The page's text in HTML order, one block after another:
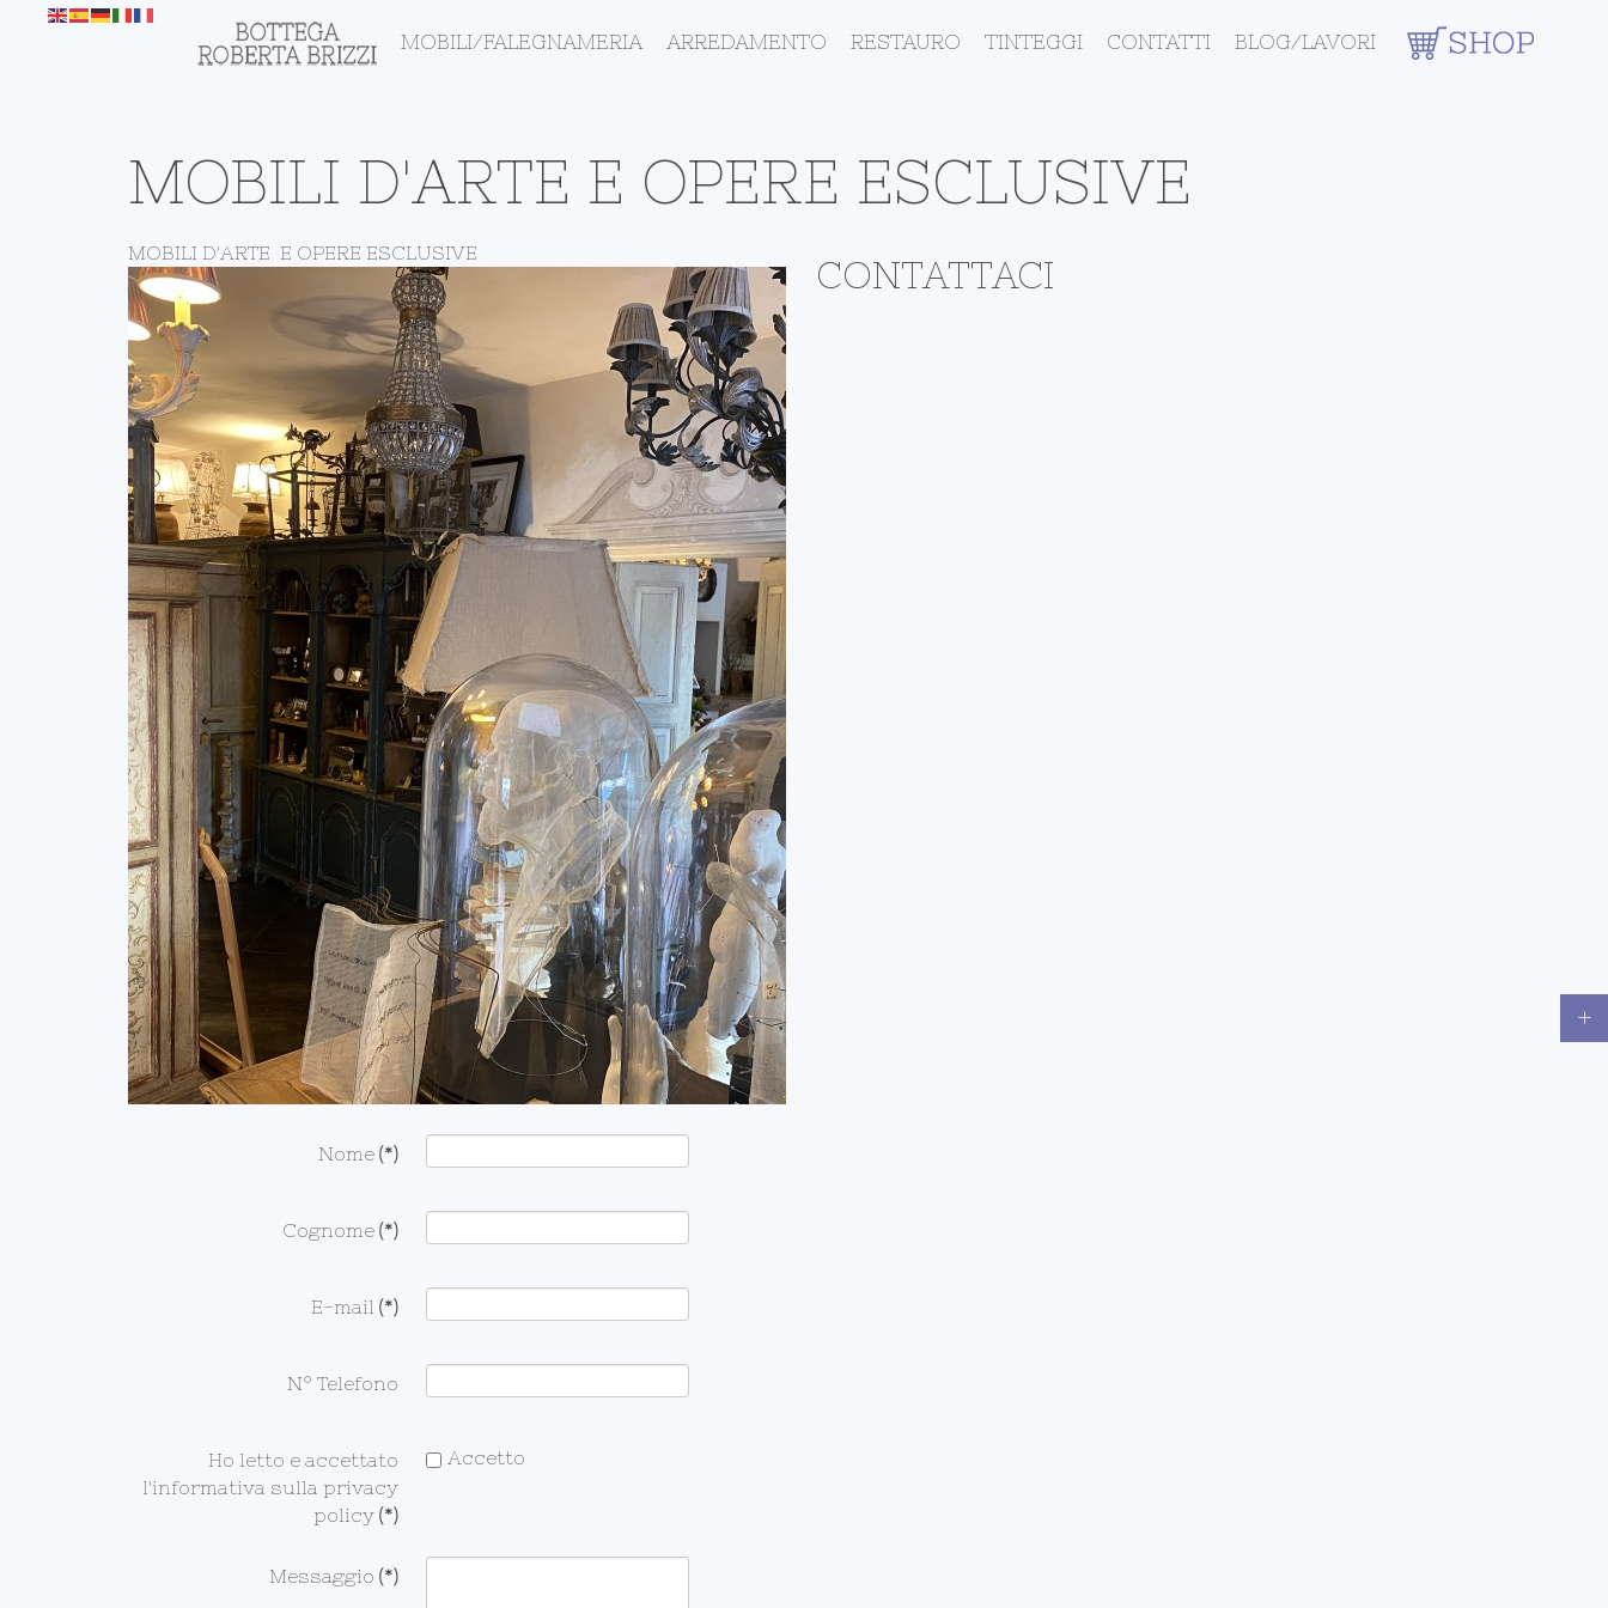
MOBILI/FALEGNAMERIA ARREDAMENTO RESTAURO TINTEGGI CONTATTI BLOG/LAVORI
MOBILI D'ARTE E OPERE ESCLUSIVE
MOBILI D'ARTE E OPERE ESCLUSIVE
CONTATTACI
Nome (*)
Cognome (*)
E-mail (*)
N° Telefono
Ho letto e accettato
l'informativa sulla privacy
policy (*)
Accetto
Messaggio (*)